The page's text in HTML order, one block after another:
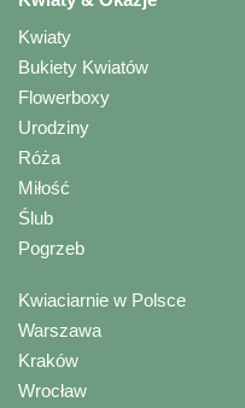
Kwiaty
Bukiety Kwiatów
Flowerboxy
Urodziny
Róża
Miłość
Ślub
Pogrzeb
Kwiaciarnie w Polsce
Warszawa
Kraków
Wrocław